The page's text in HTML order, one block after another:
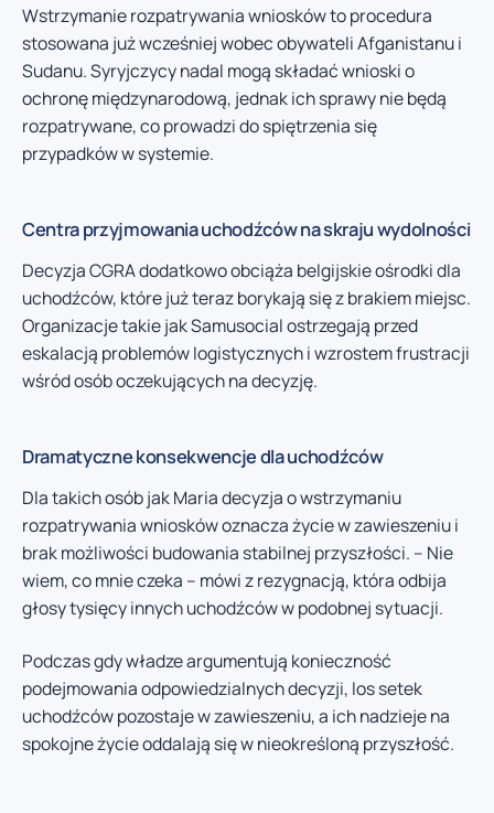
Wstrzymanie rozpatrywania wniosków to procedura
stosowana już wcześniej wobec obywateli Afganistanu i
Sudanu. Syryjczycy nadal mogą składać wnioski o
ochronę międzynarodową, jednak ich sprawy nie będą
rozpatrywane, co prowadzi do spiętrzenia się
przypadków w systemie.
Centra przyjmowania uchodźców na skraju wydolności
Decyzja CGRA dodatkowo obciąża belgijskie ośrodki dla
uchodźców, które już teraz borykają się z brakiem miejsc.
Organizacje takie jak Samusocial ostrzegają przed
eskalacją problemów logistycznych i wzrostem frustracji
wśród osób oczekujących na decyzję.
Dramatyczne konsekwencje dla uchodźców
Dla takich osób jak Maria decyzja o wstrzymaniu
rozpatrywania wniosków oznacza życie w zawieszeniu i
brak możliwości budowania stabilnej przyszłości. – Nie
wiem, co mnie czeka – mówi z rezygnacją, która odbija
głosy tysięcy innych uchodźców w podobnej sytuacji.
Podczas gdy władze argumentują konieczność
podejmowania odpowiedzialnych decyzji, los setek
uchodźców pozostaje w zawieszeniu, a ich nadzieje na
spokojne życie oddalają się w nieokreśloną przyszłość.